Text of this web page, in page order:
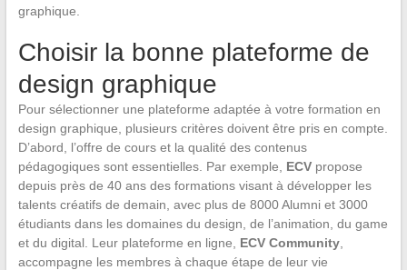
graphique.
Choisir la bonne plateforme de
design graphique
Pour sélectionner une plateforme adaptée à votre formation en
design graphique, plusieurs critères doivent être pris en compte.
D’abord, l’offre de cours et la qualité des contenus
pédagogiques sont essentielles. Par exemple, ECVpropose
depuis près de 40 ans des formations visant à développer les
talents créatifs de demain, avec plus de 8000 Alumni et 3000
étudiants dans les domaines du design, de l’animation, du game
et du digital. Leur plateforme en ligne, ECV Community,
accompagne les membres à chaque étape de leur vie